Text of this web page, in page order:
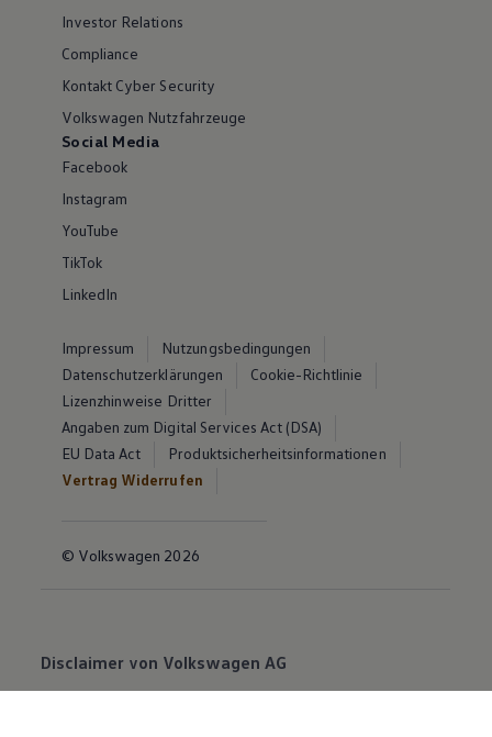
Investor Relations
Compliance
Kontakt Cyber Security
Volkswagen Nutzfahrzeuge
Social Media
Facebook
Instagram
YouTube
TikTok
LinkedIn
Impressum
Nutzungsbedingungen
Datenschutzerklärungen
Cookie-Richtlinie
Lizenzhinweise Dritter
Angaben zum Digital Services Act (DSA)
EU Data Act
Produktsicherheitsinformationen
Vertrag Widerrufen
© Volkswagen 2026
Disclaimer von Volkswagen AG
Die in dieser Darstellung gezeigten Fahrzeuge und